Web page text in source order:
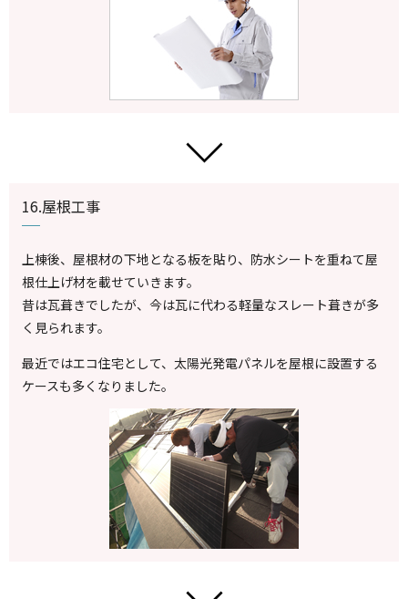
16.屋根工事
上棟後、屋根材の下地となる板を貼り、防水シートを重ねて屋
根仕上げ材を載せていきます。
昔は瓦葺きでしたが、今は瓦に代わる軽量なスレート葺きが多
く見られます。
最近ではエコ住宅として、太陽光発電パネルを屋根に設置する
ケースも多くなりました。